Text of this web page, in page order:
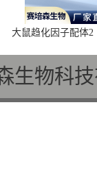
大鼠趋化因子配体2
生物科